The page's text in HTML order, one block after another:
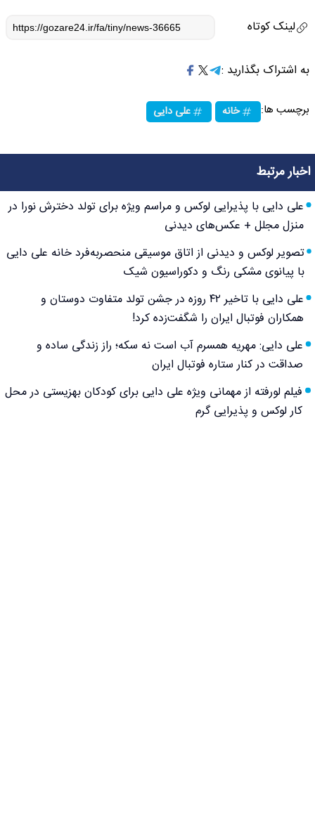
لینک کوتاه
به اشتراک بگذارید :
برچسب ها: خانه علی دایی
اخبار مرتبط
علی دایی با پذیرایی لوکس و مراسم ویژه برای تولد دخترش نورا در
منزل مجلل + عکس‌های دیدنی
تصویر لوکس و دیدنی از اتاق موسیقی منحصربه‌فرد خانه علی دایی
با پیانوی مشکی‌ رنگ و دکوراسیون شیک
علی دایی با تاخیر ۴۲ روزه در جشن تولد متفاوت دوستان و
همکاران فوتبال ایران را شگفت‌زده کرد!
علی دایی: مهریه همسرم آب است نه سکه؛ راز زندگی ساده و
صداقت در کنار ستاره فوتبال ایران
فیلم لورفته از مهمانی ویژه علی دایی برای کودکان بهزیستی در محل
کار لوکس و پذیرایی گرم